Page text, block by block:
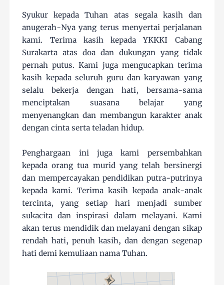
Syukur kepada Tuhan atas segala kasih dan
anugerah-Nya yang terus menyertai perjalanan
kami. Terima kasih kepada YKKKI Cabang
Surakarta atas doa dan dukungan yang tidak
pernah putus. Kami juga mengucapkan terima
kasih kepada seluruh guru dan karyawan yang
selalu bekerja dengan hati, bersama-sama
menciptakan suasana belajar yang
menyenangkan dan membangun karakter anak
dengan cinta serta teladan hidup.
Penghargaan ini juga kami persembahkan
kepada orang tua murid yang telah bersinergi
dan mempercayakan pendidikan putra-putrinya
kepada kami. Terima kasih kepada anak-anak
tercinta, yang setiap hari menjadi sumber
sukacita dan inspirasi dalam melayani. Kami
akan terus mendidik dan melayani dengan sikap
rendah hati, penuh kasih, dan dengan segenap
hati demi kemuliaan nama Tuhan.